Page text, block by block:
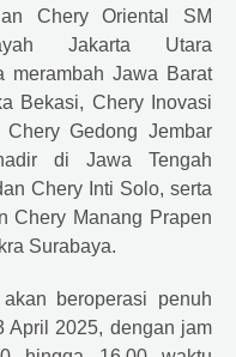
CheryOriental SM
Jakarta Utara
Jawa Barat
Bekasi, CheryInovasi
CheryGedong Jembar
di Jawa Tengah
CheryInti Solo, serta
Chery Manang Prapen
Surabaya.
akan beroperasi penuh
April 2025, dengan jam